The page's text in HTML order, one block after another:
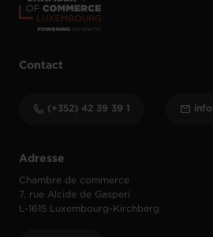
Adresse
Chambre de commerce
7, rue Alcide de Gasperi
L-1615 Luxembourg-Kirchberg
Contact
(+352) 42 39 39 1